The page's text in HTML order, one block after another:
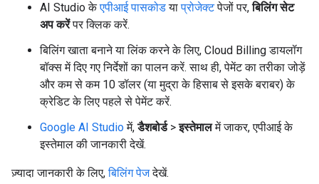
AI Studio केएपीआई पासकोडयाप्रोजेक्टपेजों पर,बिलिंग सेट
अप करेंपर क्लिक करें.
बिलिंग खाता बनाने या लिंक करने के लिए, Cloud Billing डायलॉग
बॉक्स में दिए गए निर्देशों का पालन करें. साथ ही, पेमेंट का तरीका जोड़ें
और कम से कम 10 डॉलर (या मुद्रा के हिसाब से इसके बराबर) के
क्रेडिट के लिए पहले से पेमेंट करें.
Google AI Studioमें,डैशबोर्ड>इस्तेमालमें जाकर, एपीआई के
इस्तेमाल की जानकारी देखें.
ज़्यादा जानकारी के लिए,बिलिंग पेजदेखें.